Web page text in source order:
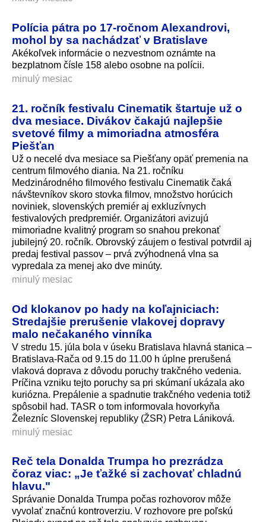
Polícia pátra po 17-ročnom Alexandrovi,
mohol by sa nachádzať v Bratislave
Akékoľvek informácie o nezvestnom oznámte na
bezplatnom čísle 158 alebo osobne na polícii.
minulý mesiac
21. ročník festivalu Cinematik štartuje už o
dva mesiace. Divákov čakajú najlepšie
svetové filmy a mimoriadna atmosféra
Piešťan
Už o necelé dva mesiace sa Piešťany opäť premenia na
centrum filmového diania. Na 21. ročníku
Medzinárodného filmového festivalu Cinematik čaká
návštevníkov skoro stovka filmov, množstvo horúcich
noviniek, slovenských premiér aj exkluzívnych
festivalových predpremiér. Organizátori avizujú
mimoriadne kvalitný program so snahou prekonať
jubilejný 20. ročník. Obrovský záujem o festival potvrdil aj
predaj festival passov – prvá zvýhodnená vlna sa
vypredala za menej ako dve minúty.
minulý mesiac
Od klokanov po hady na koľajniciach:
Stredajšie prerušenie vlakovej dopravy
malo nečakaného vinníka
V stredu 15. júla bola v úseku Bratislava hlavná stanica –
Bratislava-Rača od 9.15 do 11.00 h úplne prerušená
vlaková doprava z dôvodu poruchy trakčného vedenia.
Príčina vzniku tejto poruchy sa pri skúmaní ukázala ako
kuriózna. Prepálenie a spadnutie trakčného vedenia totiž
spôsobil had. TASR o tom informovala hovorkyňa
Železníc Slovenskej republiky (ŽSR) Petra Lániková.
minulý mesiac
Reč tela Donalda Trumpa ho prezrádza
čoraz viac: „Je ťažké si zachovať chladnú
hlavu."
Správanie Donalda Trumpa počas rozhovorov môže
vyvolať značnú kontroverziu. V rozhovore pre poľskú